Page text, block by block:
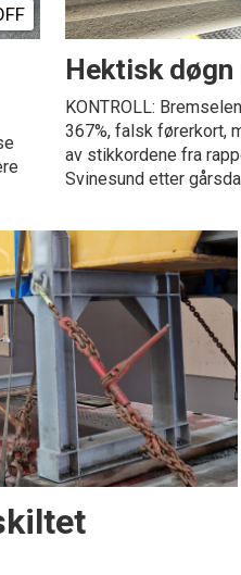
Hektisk døgn
KONTROLL:
367%, falsk førerkort,
av stikkordene fra
Svinesund etter